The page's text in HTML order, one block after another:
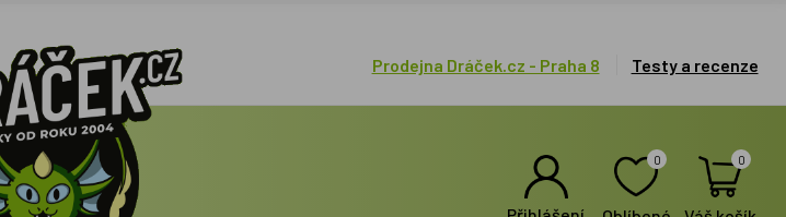
Prodejna Dráček.cz - Praha 8 Testy a recenze
0 0